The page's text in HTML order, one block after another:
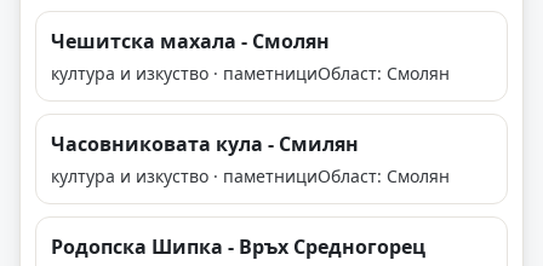
Чешитска махала - Смолян
култура и изкуство · паметнициОбласт: Смолян
Часовниковата кула - Смилян
култура и изкуство · паметнициОбласт: Смолян
Родопска Шипка - Връх Средногорец